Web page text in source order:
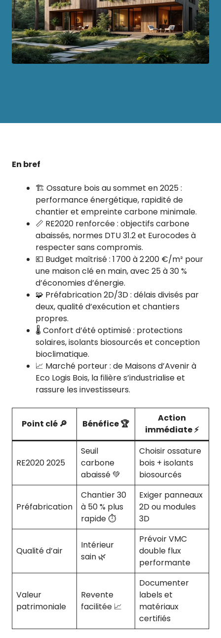
En bref
🏗️ Ossature bois au sommet en 2025 :
performance énergétique, rapidité de
chantier et empreinte carbone minimale.
📏 RE2020 renforcée : objectifs carbone
abaissés, normes DTU 31.2 et Eurocodes à
respecter sans compromis.
💶 Budget maîtrisé : 1 700 à 2 200 €/m² pour
une maison clé en main, avec 25 à 30 %
d’économies d’énergie.
🧩 Préfabrication 2D/3D : délais divisés par
deux, qualité d’exécution et chantiers
propres.
🌡️ Confort d’été optimisé : protections
solaires, isolants biosourcés et conception
bioclimatique.
📈 Marché porteur : de Maisons d’Avenir à
Eco Logis Bois, la filière s’industrialise et
rassure les investisseurs.
Point clé 🔎 Bénéfice 🏆
Action
immédiate ⚡
RE2020 2025
Seuil
carbone
abaissé 💚
Choisir ossature
bois + isolants
biosourcés
Préfabrication
Chantier 30
à 50 % plus
rapide ⏱️
Exiger panneaux
2D ou modules
3D
Qualité d’air
Intérieur
sain 🌿
Prévoir VMC
double flux
performante
Valeur
patrimoniale
Revente
facilitée 📈
Documenter
labels et
matériaux
certifiés